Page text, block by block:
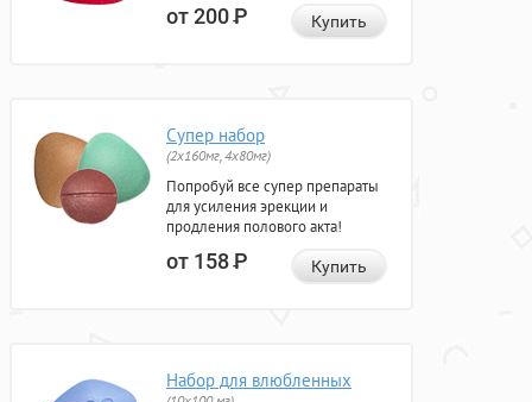
от 200Р Купить
Супер набор
(2х160мг, 4х80мг)
Попробуй все супер препараты
для усиления эрекции и
продления полового акта!
от 158Р Купить
Набор для влюбленных